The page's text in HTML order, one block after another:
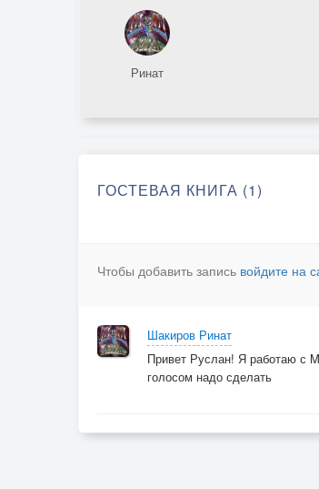
Ринат
ГОСТЕВАЯ КНИГА (1)
Чтобы добавить запись войдите на
Шакиров Ринат
Привет Руслан! Я работаю с
голосом надо сделать